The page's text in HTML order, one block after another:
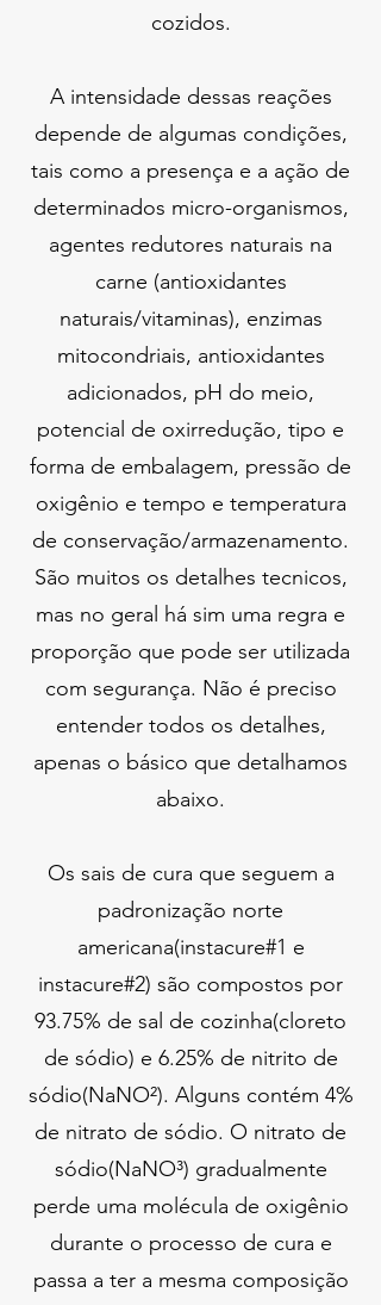
cozidos.
A intensidade dessas reações
depende de algumas condições,
tais como a presença e a ação de
determinados micro-organismos,
agentes redutores naturais na
carne (antioxidantes
naturais/vitaminas), enzimas
mitocondriais, antioxidantes
adicionados, pH do meio,
potencial de oxirredução, tipo e
forma de embalagem, pressão de
oxigênio e tempo e temperatura
de conservação/armazenamento.
São muitos os detalhes tecnicos,
mas no geral há sim uma regra e
proporção que pode ser utilizada
com segurança. Não é preciso
entender todos os detalhes,
apenas o básico que detalhamos
abaixo.
Os sais de cura que seguem a
padronização norte
americana(instacure#1 e
instacure#2) são compostos por
93.75% de sal de cozinha(cloreto
de sódio) e 6.25% de nitrito de
sódio(NaNO²). Alguns contém 4%
de nitrato de sódio. O nitrato de
sódio(NaNO³) gradualmente
perde uma molécula de oxigênio
durante o processo de cura e
passa a ter a mesma composição